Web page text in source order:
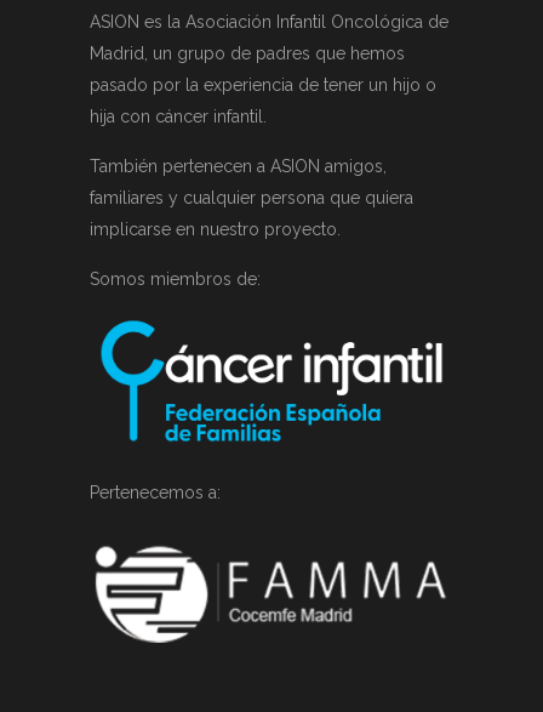
ASION es la Asociación Infantil Oncológica de
Madrid, un grupo de padres que hemos
pasado por la experiencia de tener un hijo o
hija con cáncer infantil.
También pertenecen a ASION amigos,
familiares y cualquier persona que quiera
implicarse en nuestro proyecto.
Somos miembros de:
Pertenecemos a: